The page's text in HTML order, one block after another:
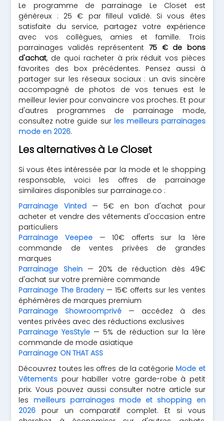
Le programme de parrainage Le Closet est
généreux : 25 € par filleul validé. Si vous êtes
satisfaite du service, partagez votre expérience
avec vos collègues, amies et famille. Trois
parrainages validés représentent 75 € de bons
d'achat, de quoi racheter à prix réduit vos pièces
favorites des box précédentes. Pensez aussi à
partager sur les réseaux sociaux : un avis sincère
accompagné de photos de vos tenues est le
meilleur levier pour convaincre vos proches. Et pour
d'autres programmes de parrainage mode,
consultez notre guide sur les meilleurs parrainages
mode en 2026.
Les alternatives à Le Closet
Si vous êtes intéressée par la mode et le shopping
responsable, voici les offres de parrainage
similaires disponibles sur parrainage.co :
Parrainage Vinted— 5€ en bon d'achat pour
acheter et vendre des vêtements d'occasion entre
particuliers
Parrainage Veepee — 10€ offerts sur la 1ère
commande de ventes privées de grandes
marques
Parrainage Shein— 20% de réduction dès 49€
d'achat sur votre première commande
Parrainage The Bradery— 15€ offerts sur les ventes
éphémères de marques premium
Parrainage Showroomprivé — accédez à des
ventes privées avec des réductions exclusives
Parrainage YesStyle — 5% de réduction sur la 1ère
commande de mode asiatique
Parrainage ON THAT ASS
Découvrez toutes les offres de la catégorie Mode et
Vêtements pour habiller votre garde-robe à petit
prix. Vous pouvez aussi consulter notre article sur
les meilleurs parrainages mode et shopping en
2026 pour un comparatif complet. Et si vous